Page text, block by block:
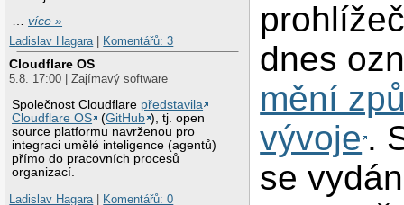
…více »
Ladislav Hagara
Komentářů: 3
Cloudflare OS
5.8. 17:00 | Zajímavý software
Společnost Cloudflare představila
Cloudflare OS
(GitHub ), tj. open
source platformu navrženou pro
integraci umělé inteligence (agentů)
přímo do pracovních procesů
organizací.
Ladislav Hagara
Komentářů: 0
dnes
mění
vývoje .
se